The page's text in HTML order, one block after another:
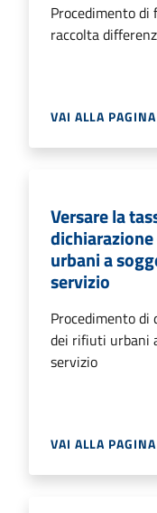
Procedimento
raccolta
VAI ALLA PAGINA
Versare la
urbani a
servizio
Procedimento
dei rifiuti urbani
servizio
VAI ALLA PAGINA